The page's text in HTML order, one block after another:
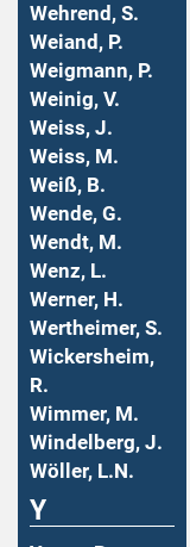
Wehrend, S.
Weiand, P.
Weigmann, P.
Weinig, V.
Weiss, J.
Weiss, M.
Weiß, B.
Wende, G.
Wendt, M.
Wenz, L.
Werner, H.
Wertheimer, S.
Wickersheim,
R.
Wimmer, M.
Windelberg, J.
Wöller, L.N.
Y